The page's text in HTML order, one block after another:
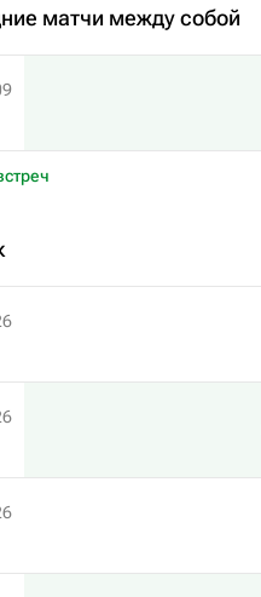
матчи между собой